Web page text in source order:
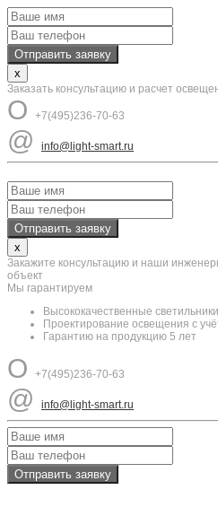
x
Заказать консультацию и расчет
O +7(495)236-70-63
@ info@light-smart.ru
x
Закажите консультацию и наши
объект
Мы гарантируем
Высококачественные светильники
Проектирование освещения с
Гарантию на продукцию 5 лет
O +7(495)236-70-63
@ info@light-smart.ru